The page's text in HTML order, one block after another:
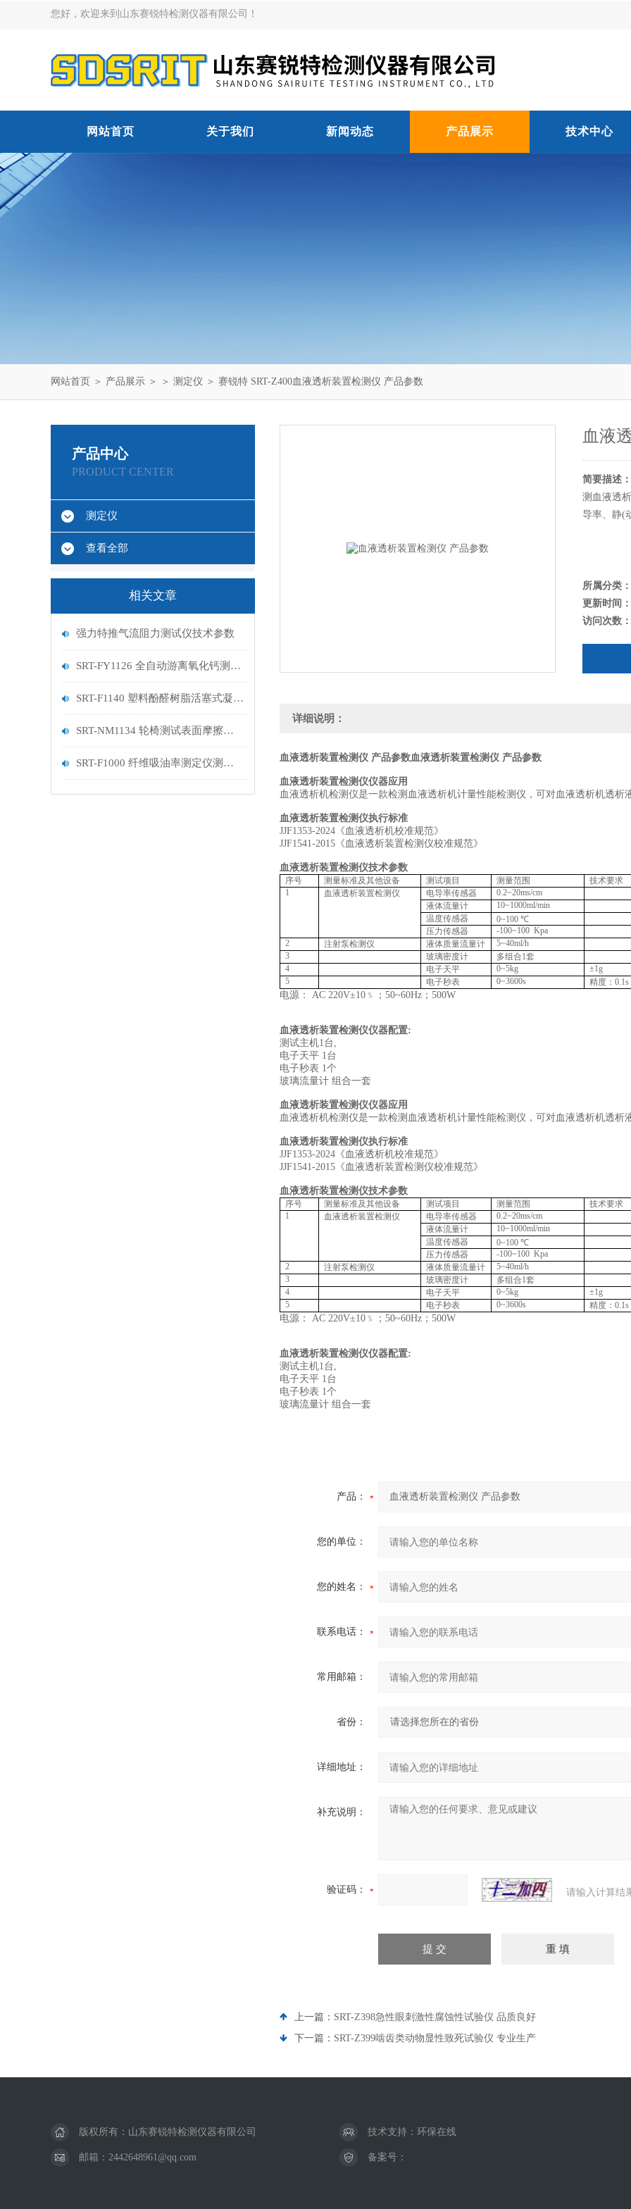
您好，欢迎来到山东赛锐特检测仪器有限公司！
网站首页 关于我们 新闻动态 产品展示 技术中心
网站首页 ＞ 产品展示 ＞ ＞ 测定仪 ＞ 赛锐特 SRT-Z400血液透析装置检测仪 产品参数
产品中心
PRODUCT CENTER
测定仪
查看全部
相关文章
强力特推气流阻力测试仪技术参数
SRT-FY1126 全自动游离氧化钙测定仪的应用领域有哪些
SRT-F1140 塑料酚醛树脂活塞式凝胶时间测定仪（2、4工位）介绍 技术说明
SRT-NM1134 轮椅测试表面摩擦系数测定仪的简单介绍 符合技术标准
SRT-F1000 纤维吸油率测定仪测试仪介绍 按需定制
血液
简要描述：
测血液透
导率、静(
所属分类：
更新时间：
访问次数：
详细说明：
血液透析装置检测仪 产品参数血液透析装置检测仪 产品参数
血液透析装置检测仪仪器应用
血液透析机检测仪是一款检测血液透析机计量性能检测仪，可对血液透析机透析
血液透析装置检测仪执行标准
JJF1353-2024《血液透析机校准规范》
JJF1541-2015《血液透析装置检测仪校准规范》
血液透析装置检测仪技术参数
序号 测量标准及其他设备 测试项目 测量范围 技术要求
1
血液透析装置检测仪 电导率传感器
0.2~20ms/cm
液体流量计
10~1000ml/min
温度传感器
0~100 ℃
压力传感器
-100~100 Kpa
2
注射泵检测仪 液体质量流量计 5~40ml/h
3
玻璃密度计 多组合1套
4
电子天平 0~5kg ±1g
5
电子秒表 0~3600s 精度：0.1s
电源： AC 220V±10﹪；50~60Hz；500W
血液透析装置检测仪仪器配置:
测试主机1台,
电子天平 1台
电子秒表 1个
玻璃流量计 组合一套
血液透析装置检测仪仪器应用
血液透析机检测仪是一款检测血液透析机计量性能检测仪，可对血液透析机透析
血液透析装置检测仪执行标准
JJF1353-2024《血液透析机校准规范》
JJF1541-2015《血液透析装置检测仪校准规范》
血液透析装置检测仪技术参数
序号 测量标准及其他设备 测试项目 测量范围 技术要求
1
血液透析装置检测仪 电导率传感器
0.2~20ms/cm
液体流量计
10~1000ml/min
温度传感器
0~100 ℃
压力传感器
-100~100 Kpa
2
注射泵检测仪 液体质量流量计 5~40ml/h
3
玻璃密度计 多组合1套
4
电子天平 0~5kg ±1g
5
电子秒表 0~3600s 精度：0.1s
电源： AC 220V±10﹪；50~60Hz；500W
血液透析装置检测仪仪器配置:
测试主机1台,
电子天平 1台
电子秒表 1个
玻璃流量计 组合一套
产品：
您的单位：
您的姓名：
联系电话：
常用邮箱：
省份：
详细地址：
补充说明：
验证码： 请输入计算结
上一篇： SRT-Z398急性眼刺激性腐蚀性试验仪 品质良好
下一篇： SRT-Z399啮齿类动物显性致死试验仪 专业生产
版权所有：山东赛锐特检测仪器有限公司 技术支持： 环保在线
邮箱：2442648961@qq.com 备案号：